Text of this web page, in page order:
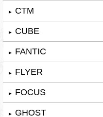
► CTM
► CUBE
► FANTIC
► FLYER
► FOCUS
► GHOST